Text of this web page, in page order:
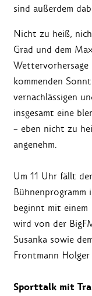
sind außerdem
Nicht zu heiß,
Grad und dem
kommenden
vernachlässigen
insgesamt eine
– eben nicht zu
angenehm.
Um 11 Uhr fällt
Bühnenprogramm
beginnt mit einem
wird von der
Susanka sowie
Frontmann
Sporttalk mit